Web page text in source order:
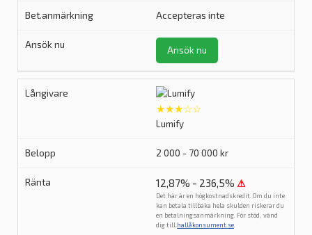
Accepteras inte
Ansök nu
★★★☆☆
Lumify
2 000 - 70 000 kr
12,87% - 236,5% ⚠
Det här är en högkostnadskredit. Om du inte
kan betala tillbaka hela skulden riskerar du
en betalningsanmärkning. För stöd, vänd
dig till hallåkonsument.se